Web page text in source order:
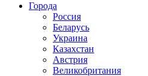
Города
Россия
Беларусь
Украина
Казахстан
Австрия
Великобритания